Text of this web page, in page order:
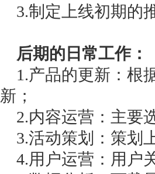
3.制定上线初期的
后期的日常工作：
1.产品的更新：根
新；
2.内容运营：主要
3.活动策划：策划
4.用户运营：用户